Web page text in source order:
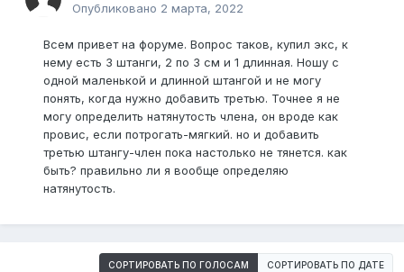
Опубликовано 2 марта, 2022
Всем привет на форуме. Вопрос таков, купил экс, к
нему есть 3 штанги, 2 по 3 см и 1 длинная. Ношу с
одной маленькой и длинной штангой и не могу
понять, когда нужно добавить третью. Точнее я не
могу определить натянутость члена, он вроде как
провис, если потрогать-мягкий. но и добавить
третью штангу-член пока настолько не тянется. как
быть? правильно ли я вообще определяю
натянутость.
СОРТИРОВАТЬ ПО ГОЛОСАМ СОРТИРОВАТЬ ПО ДАТЕ